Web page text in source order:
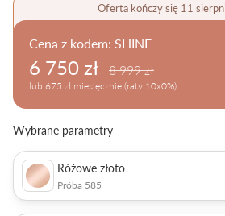
Pielęgnacja biżuterii
Oferta kończy się 11
Cena z kodem: SHINE
6 750 zł 8 999 zł
lub 675 zł miesięcznie (raty 10x0%)
Wybrane parametry
Różowe złoto
Próba 585